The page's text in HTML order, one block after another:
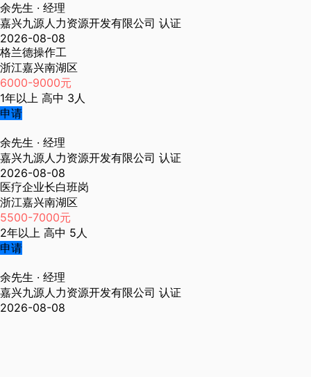
余先生 · 经理
嘉兴九源人力资源开发有限公司 认证
2026-08-08
格兰德操作工
浙江嘉兴南湖区
6000-9000元
1年以上 高中 3人
申请
余先生 · 经理
嘉兴九源人力资源开发有限公司 认证
2026-08-08
医疗企业长白班岗
浙江嘉兴南湖区
5500-7000元
2年以上 高中 5人
申请
余先生 · 经理
嘉兴九源人力资源开发有限公司 认证
2026-08-08